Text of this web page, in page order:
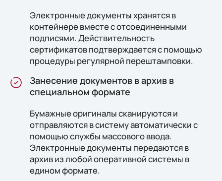
Электронные документы хранятся в
контейнере вместе с отсоединенными
подписями. Действительность
сертификатов подтверждается с помощью
процедуры регулярной перештамповки.
Занесение документов в архив в
специальном формате
Бумажные оригиналы сканируются и
отправляются в систему автоматически с
помощью службы массового ввода.
Электронные документы передаются в
архив из любой оперативной системы в
едином формате.